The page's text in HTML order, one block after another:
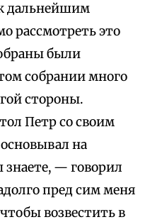
дальнейшим
рассмотреть это
были
собрании много
стороны.
Петр со своим
на
— говорил
пред сим меня
возвестить в